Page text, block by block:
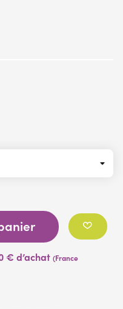
€ d’achat (France